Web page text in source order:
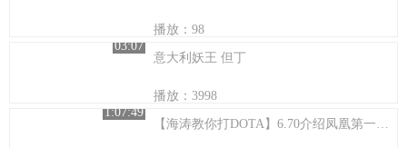
播放：98
03:07
意大利妖王 但丁
播放：3998
1:07:49
【海涛教你打DOTA】6.70介绍凤凰第一视角解说